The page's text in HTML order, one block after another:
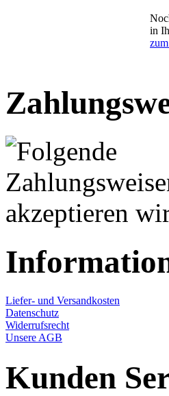
in
Liefer- und Versandkosten
Datenschutz
Widerrufsrecht
Unsere AGB
Kunden